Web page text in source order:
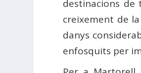
destinacions de
creixement de
danys
enfosquits per